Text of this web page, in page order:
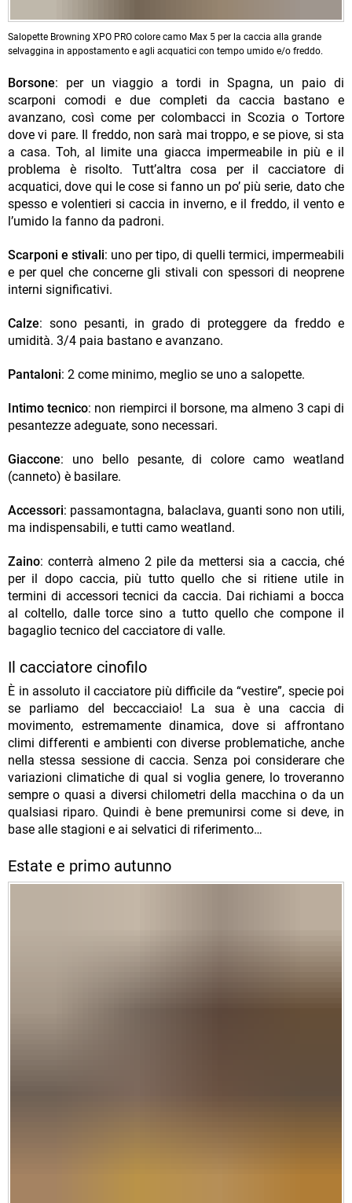
Salopette Browning XPO PRO colore camo Max 5 per la caccia alla grande
selvaggina in appostamento e agli acquatici con tempo umido e/o freddo.
Borsone: per un viaggio a tordi in Spagna, un paio di
scarponi comodi e due completi da caccia bastano e
avanzano, così come per colombacci in Scozia o Tortore
dove vi pare. Il freddo, non sarà mai troppo, e se piove, si sta
a casa. Toh, al limite una giacca impermeabile in più e il
problema è risolto. Tutt’altra cosa per il cacciatore di
acquatici, dove qui le cose si fanno un po’ più serie, dato che
spesso e volentieri si caccia in inverno, e il freddo, il vento e
l’umido la fanno da padroni.
Scarponi e stivali: uno per tipo, di quelli termici, impermeabili
e per quel che concerne gli stivali con spessori di neoprene
interni significativi.
Calze: sono pesanti, in grado di proteggere da freddo e
umidità. 3/4 paia bastano e avanzano.
Pantaloni: 2 come minimo, meglio se uno a salopette.
Intimo tecnico: non riempirci il borsone, ma almeno 3 capi di
pesantezze adeguate, sono necessari.
Giaccone: uno bello pesante, di colore camo weatland
(canneto) è basilare.
Accessori: passamontagna, balaclava, guanti sono non utili,
ma indispensabili, e tutti camo weatland.
Zaino: conterrà almeno 2 pile da mettersi sia a caccia, ché
per il dopo caccia, più tutto quello che si ritiene utile in
termini di accessori tecnici da caccia. Dai richiami a bocca
al coltello, dalle torce sino a tutto quello che compone il
bagaglio tecnico del cacciatore di valle.
Il cacciatore cinofilo
È in assoluto il cacciatore più difficile da “vestire”, specie poi
se parliamo del beccacciaio! La sua è una caccia di
movimento, estremamente dinamica, dove si affrontano
climi differenti e ambienti con diverse problematiche, anche
nella stessa sessione di caccia. Senza poi considerare che
variazioni climatiche di qual si voglia genere, lo troveranno
sempre o quasi a diversi chilometri della macchina o da un
qualsiasi riparo. Quindi è bene premunirsi come si deve, in
base alle stagioni e ai selvatici di riferimento…
Estate e primo autunno